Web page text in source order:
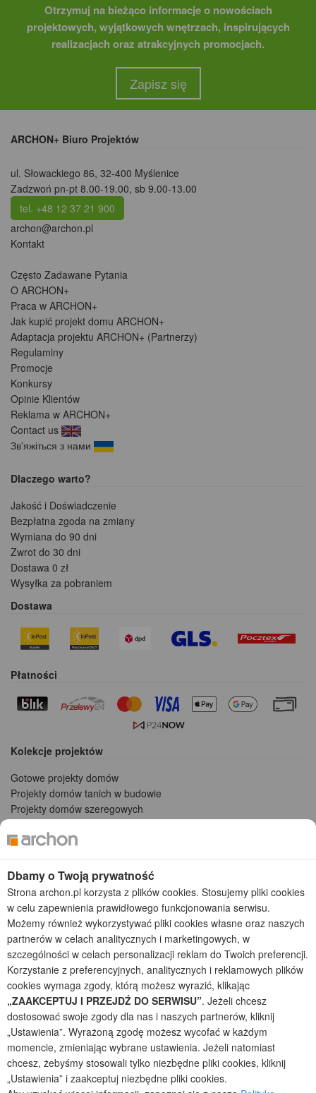
Otrzymuj na bieżąco informacje o nowościach
projektowych, wyjątkowych wnętrzach, inspirujących
realizacjach oraz atrakcyjnych promocjach.
Zapisz się
ARCHON+ Biuro Projektów
ul. Słowackiego 86, 32-400 Myślenice
Zadzwoń pn-pt 8.00-19.00, sb 9.00-13.00
tel. +48 12 37 21 900
archon@archon.pl
Kontakt
Często Zadawane Pytania
O ARCHON+
Praca w ARCHON+
Jak kupić projekt domu ARCHON+
Adaptacja projektu ARCHON+ (Partnerzy)
Regulaminy
Promocje
Konkursy
Opinie Klientów
Reklama w ARCHON+
Contact us
Зв'яжіться з нами
Dlaczego warto?
Jakość i Doświadczenie
Bezpłatna zgoda na zmiany
Wymiana do 90 dni
Zwrot do 30 dni
Dostawa 0 zł
Wysyłka za pobraniem
Dostawa
Płatności
Kolekcje projektów
Gotowe projekty domów
Projekty domów tanich w budowie
Projekty domów szeregowych
Projekty małych domów (do 150 m2)
Projekty domów wielorodzinnych
Projekty domów nowoczesnych
Projekty domów parterowych
2026 © ARCHON+ Biuro Projektów - Tradycyjne i nowoczesne gotowe
projekty domów - autorska pracownia architektoniczna założona w 1990r.
przez arch. Barbarę Mendel
Z uwagi na ciągłe doskonalenie procesu powstawania projektów (zgodnie z
normą ISO 9001), prezentowane na stronie projekty domów mogą
nieznacznie różnić się od dokumentacji technicznej.
Informujemy, iż w celu optymalizacji treści dostępnych w naszym sklepie,
dostosowania ich do Państwa indywidualnych potrzeb korzystamy z
informacji zapisanych za pomocą plików cookies na urządzeniach
końcowych użytkowników. Pliki cookies użytkownik może kontrolować za
pomocą ustawień swojej przeglądarki internetowej. Dalsze korzystanie z
naszego serwisu internetowego, bez zmiany ustawień przeglądarki
internetowej oznacza, iż użytkownik akceptuje stosowanie plików cookies.
Dbamy o Twoją prywatność
Strona archon.pl korzysta z plików cookies. Stosujemy pliki cookies
w celu zapewnienia prawidłowego funkcjonowania serwisu.
Możemy również wykorzystywać pliki cookies własne oraz naszych
partnerów w celach analitycznych i marketingowych, w
szczególności w celach personalizacji reklam do Twoich preferencji.
Korzystanie z preferencyjnych, analitycznych i reklamowych plików
cookies wymaga zgody, którą możesz wyrazić, klikając
„ZAAKCEPTUJ I PRZEJDŹ DO SERWISU”. Jeżeli chcesz
dostosować swoje zgody dla nas i naszych partnerów, kliknij
„Ustawienia”. Wyrażoną zgodę możesz wycofać w każdym
momencie, zmieniając wybrane ustawienia. Jeżeli natomiast
chcesz, żebyśmy stosowali tylko niezbędne pliki cookies, kliknij
„Ustawienia” i zaakceptuj niezbędne pliki cookies.